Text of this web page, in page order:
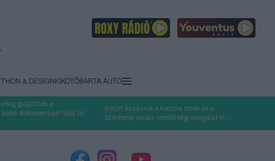
& DESIGNKIKÖTŐBARTA AUTÓ
gyűjtötték a
dokumentum tárja fel
Betört kirakatok a Katona téren és a
Széchenyi utcán, rendőrségi vizsgálat in...